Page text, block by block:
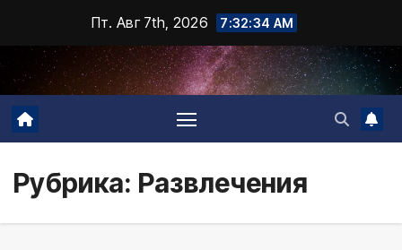
содержимому
Пт. Авг 7th, 2026 7:32:35 AM
Рубрика: Развлечения